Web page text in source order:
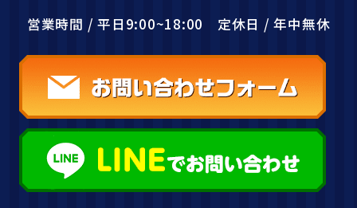
営業時間 / 平日9:00~18:00 定休日 / 年中無休